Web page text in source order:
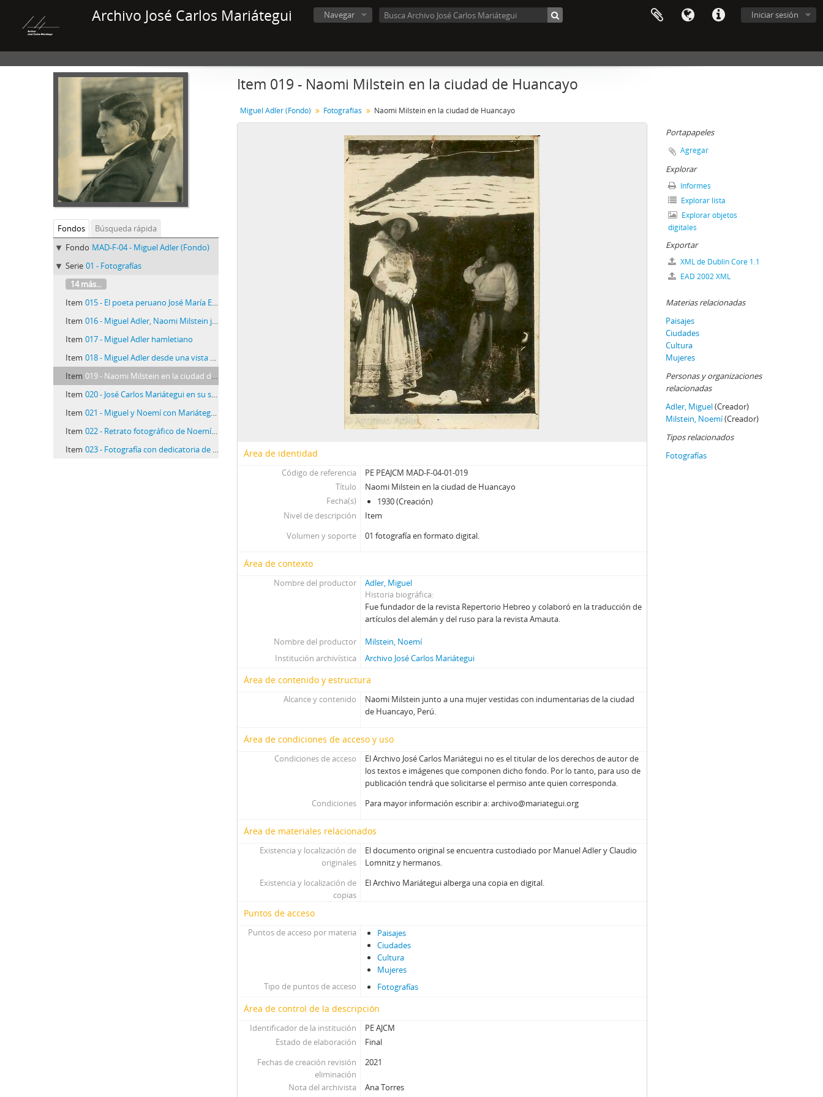
Archivo José Carlos Mariátegui Iniciar sesión
Navegar
Fondos
Búsqueda rápida
Fondo MAD-F-04 - Miguel Adler (Fondo)
Serie 01 - Fotografías
14 más...
Item 015 - El poeta peruano José María Eguren
Item 016 - Miguel Adler, Naomi Milstein junto a otros amigos
Item 017 - Miguel Adler hamletiano
Item 018 - Miguel Adler desde una vista de la ciudad de Lima
Item 019 - Naomi Milstein en la ciudad de Huancayo
Item 020 - José Carlos Mariátegui en su silla de ruedas en el bosque Matamula
Item 021 - Miguel y Noemí con Mariátegui y otros amigos en el Bosque Matamula (V)
Item 022 - Retrato fotográfico de Noemí Milstein uniformada
Item 023 - Fotografía con dedicatoria de José Carlos Mariátegui a Noemí Milstein
Item 019 - Naomi Milstein en la ciudad de Huancayo
Miguel Adler (Fondo) Fotografías Naomi Milstein en la ciudad de Huancayo
Área de identidad
Código de referencia
PE PEAJCM MAD-F-04-01-019
Título
Naomi Milstein en la ciudad de Huancayo
Fecha(s)
1930 (Creación)
Nivel de descripción
Item
Volumen y soporte
01 fotografía en formato digital.
Área de contexto
Nombre del productor
Adler, Miguel
Historia biográfica
Fue fundador de la revista Repertorio Hebreo y colaboró en la traducción de
artículos del alemán y del ruso para la revista Amauta.
Nombre del productor
Milstein, Noemí
Institución archivística
Archivo José Carlos Mariátegui
Área de contenido y estructura
Alcance y contenido
Naomi Milstein junto a una mujer vestidas con indumentarias de la ciudad
de Huancayo, Perú.
Área de condiciones de acceso y uso
Condiciones de acceso
El Archivo José Carlos Mariátegui no es el titular de los derechos de autor de
los textos e imágenes que componen dicho fondo. Por lo tanto, para uso de
publicación tendrá que solicitarse el permiso ante quien corresponda.
Condiciones
Para mayor información escribir a: archivo@mariategui.org
Área de materiales relacionados
Existencia y localización de
originales
El documento original se encuentra custodiado por Manuel Adler y Claudio
Lomnitz y hermanos.
Existencia y localización de
copias
El Archivo Mariátegui alberga una copia en digital.
Puntos de acceso
Puntos de acceso por materia
Paisajes
Ciudades
Cultura
Mujeres
Tipo de puntos de acceso
Fotografías
Área de control de la descripción
Identificador de la institución
PE AJCM
Estado de elaboración
Final
Fechas de creación revisión
eliminación
2021
Nota del archivista Ana Torres
Portapapeles
Agregar
Explorar
Informes
Explorar lista
Explorar objetos
digitales
Exportar
XML de Dublin Core 1.1
EAD 2002 XML
Materias relacionadas
Paisajes
Ciudades
Cultura
Mujeres
Personas y organizaciones
relacionadas
Adler, Miguel(Creador)
Milstein, Noemí(Creador)
Tipos relacionados
Fotografías